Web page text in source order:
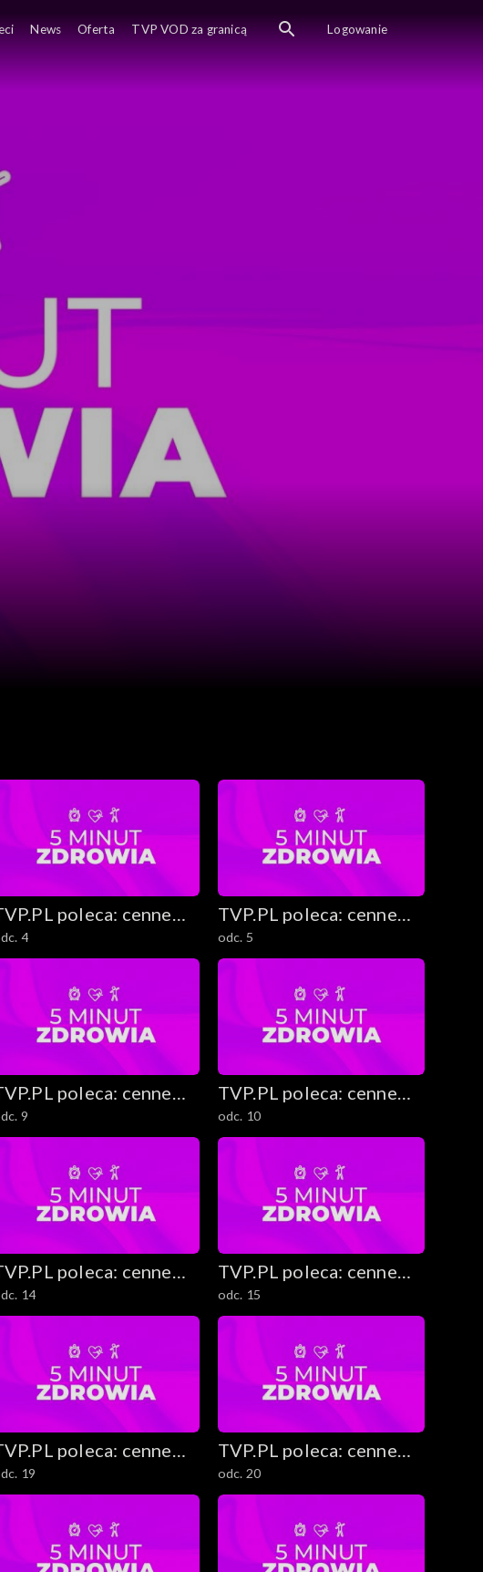
poleca: cenne
i ciekawostki
4
TVP.PL poleca: cenne
rady i ciekawostki
odc. 5
poleca: cenne
i ciekawostki
9
TVP.PL poleca: cenne
rady i ciekawostki
odc. 10
poleca: cenne
i ciekawostki
14
TVP.PL poleca: cenne
rady i ciekawostki
odc. 15
poleca: cenne
i ciekawostki
19
TVP.PL poleca: cenne
rady i ciekawostki
odc. 20
News Oferta TVP VOD za granicą Logowanie